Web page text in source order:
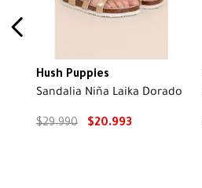
Hush Puppies
Sandalia Niña Laika Dorado
$29.990 $20.993